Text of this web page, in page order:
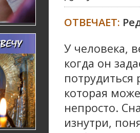
ОТВЕЧАЕТ:
У человека,
когда он
потрудиться
которая
непросто.
изнутри,